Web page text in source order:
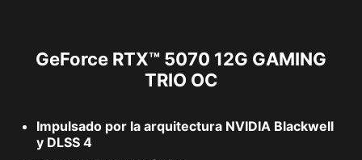
GeForce RTX™ 5070 12G GAMING
TRIO OC
Impulsado por la arquitectura NVIDIA Blackwell
y DLSS 4